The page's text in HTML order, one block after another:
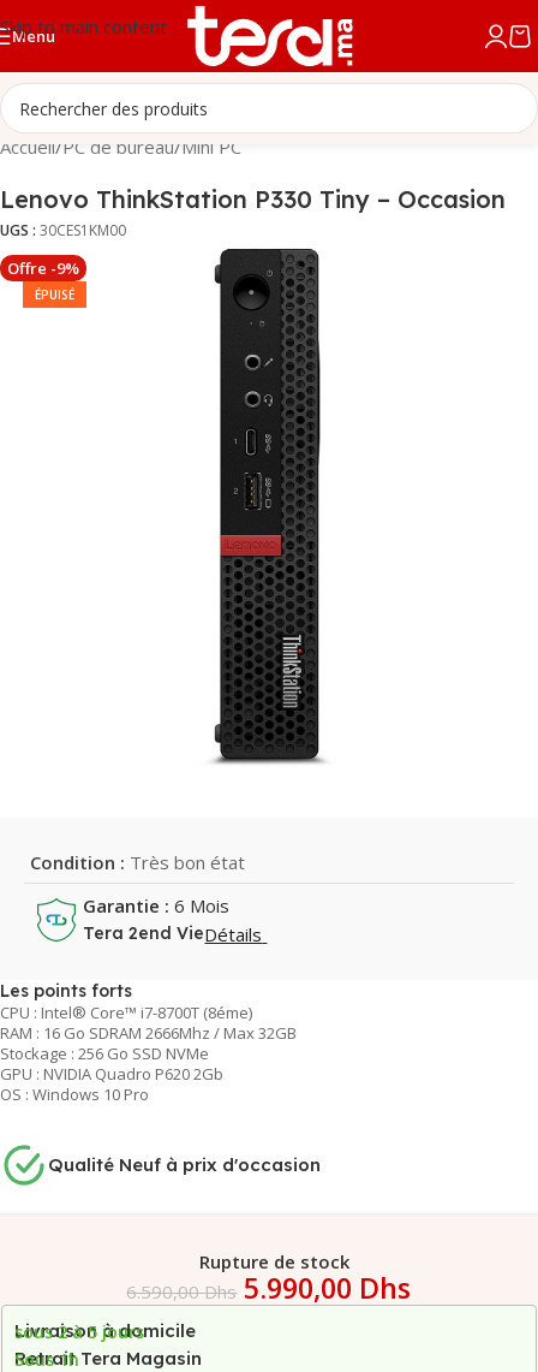
Skip to main content
Menu
Accueil/PC de bureau/Mini PC
Lenovo ThinkStation P330 Tiny – Occasion
UGS : 30CES1KM00
Offre -9%
ÉPUISÉ
Condition : Très bon état
Garantie : 6 Mois
Tera 2end VieDétails
Les points forts
CPU : Intel® Core™ i7-8700T (8éme)
RAM : 16 Go SDRAM 2666Mhz / Max 32GB
Stockage : 256 Go SSD NVMe
GPU : NVIDIA Quadro P620 2Gb
OS : Windows 10 Pro
Qualité Neuf à prix d'occasion
Rupture de stock
6.590,00Dhs 5.990,00 Dhs
Livraison à domicile
sous 2 à 5 jours
Retrait Tera Magasin
Sous 1h